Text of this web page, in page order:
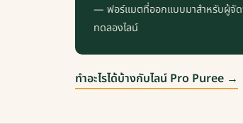
— ฟอร์แมตที่ออกแบบมาสำหรับผู้จัด
ทดลองไลน์
ทำอะไรได้บ้างกับไลน์ Pro Puree →